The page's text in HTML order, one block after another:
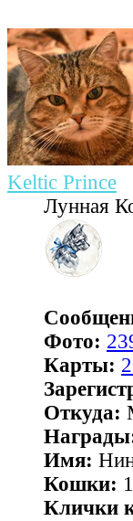
Keltic Prince
Лунная
Фото:
Карты:
Откуда:
Имя:
Кошки: 1
Клички